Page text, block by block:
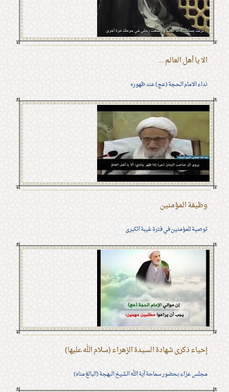
الا يا أهل العالم ...
نداء الامام الحجة (عج) عند ظهوره
وظيفة المؤمنين
توصية للمؤمنين في فترة غيبة الكبرى
إحياء ذكرى شهادة السيدة الزهراء (سلام الله عليها)
مجلس عزاء بحضور سماحة آية الله الشيخ البهجة (البالغ مناه)